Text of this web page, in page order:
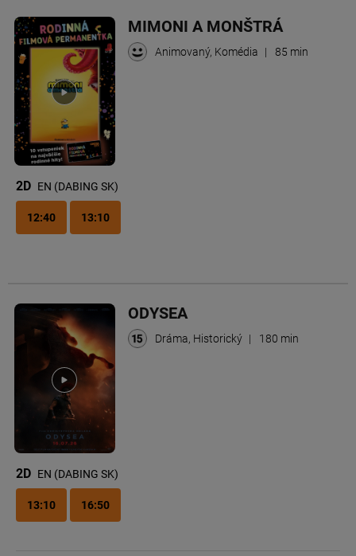
MIMONI A MONŠTRÁ
Animovaný, Komédia | 85 min
2D EN (DABING SK)
12:40 13:10
ODYSEA
Dráma, Historický | 180 min
2D EN (DABING SK)
13:10 16:50